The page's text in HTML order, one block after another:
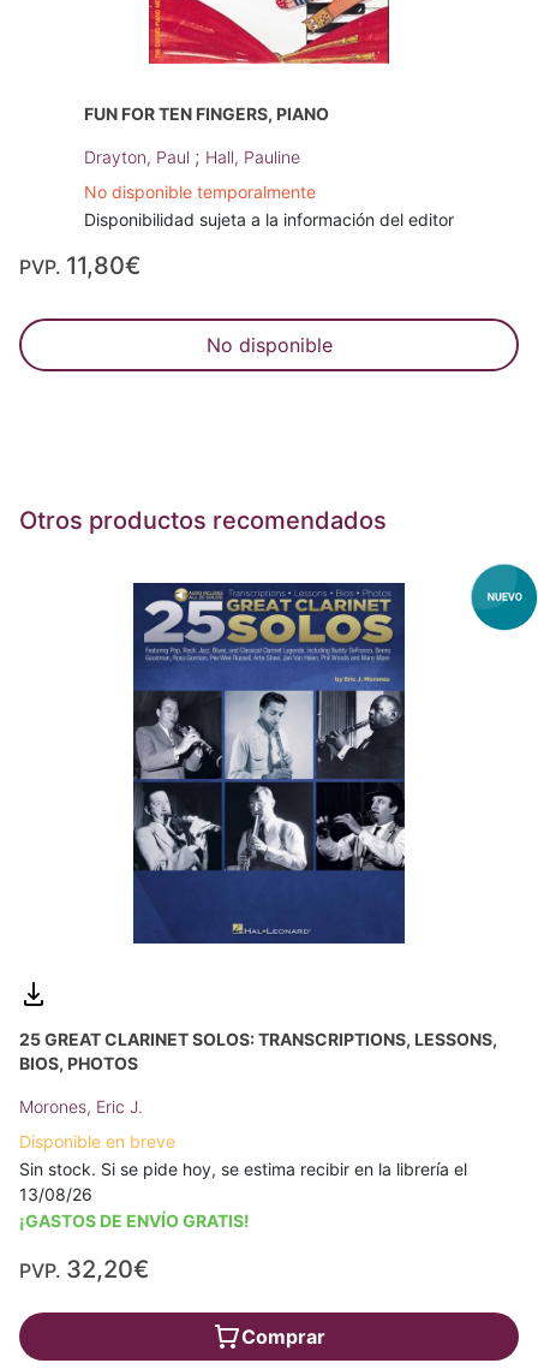
FUN FOR TEN FINGERS, PIANO
Drayton, Paul ; Hall, Pauline
No disponible temporalmente
Disponibilidad sujeta a la información del editor
PVP. 11,80€
No disponible
Otros productos recomendados
25 GREAT CLARINET SOLOS: TRANSCRIPTIONS, LESSONS,
BIOS, PHOTOS
Morones, Eric J.
Disponible en breve
Sin stock. Si se pide hoy, se estima recibir en la librería el
13/08/26
¡GASTOS DE ENVÍO GRATIS!
PVP. 32,20€
Comprar